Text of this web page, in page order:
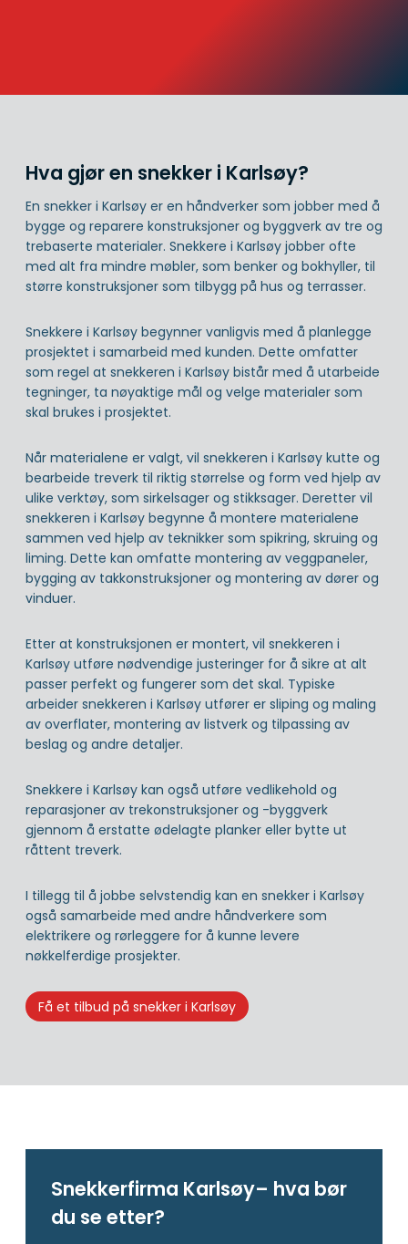
Hva gjør en snekker i Karlsøy?
En snekker i Karlsøy er en håndverker som jobber med å
bygge og reparere konstruksjoner og byggverk av tre og
trebaserte materialer. Snekkere i Karlsøy jobber ofte
med alt fra mindre møbler, som benker og bokhyller, til
større konstruksjoner som tilbygg på hus og terrasser.
Snekkere i Karlsøy begynner vanligvis med å planlegge
prosjektet i samarbeid med kunden. Dette omfatter
som regel at snekkeren i Karlsøy bistår med å utarbeide
tegninger, ta nøyaktige mål og velge materialer som
skal brukes i prosjektet.
Når materialene er valgt, vil snekkeren i Karlsøy kutte og
bearbeide treverk til riktig størrelse og form ved hjelp av
ulike verktøy, som sirkelsager og stikksager. Deretter vil
snekkeren i Karlsøy begynne å montere materialene
sammen ved hjelp av teknikker som spikring, skruing og
liming. Dette kan omfatte montering av veggpaneler,
bygging av takkonstruksjoner og montering av dører og
vinduer.
Etter at konstruksjonen er montert, vil snekkeren i
Karlsøy utføre nødvendige justeringer for å sikre at alt
passer perfekt og fungerer som det skal. Typiske
arbeider snekkeren i Karlsøy utfører er sliping og maling
av overflater, montering av listverk og tilpassing av
beslag og andre detaljer.
Snekkere i Karlsøy kan også utføre vedlikehold og
reparasjoner av trekonstruksjoner og -byggverk
gjennom å erstatte ødelagte planker eller bytte ut
råttent treverk.
I tillegg til å jobbe selvstendig kan en snekker i Karlsøy
også samarbeide med andre håndverkere som
elektrikere og rørleggere for å kunne levere
nøkkelferdige prosjekter.
Få et tilbud på snekker i Karlsøy
Snekkerfirma Karlsøy– hva bør
du se etter?